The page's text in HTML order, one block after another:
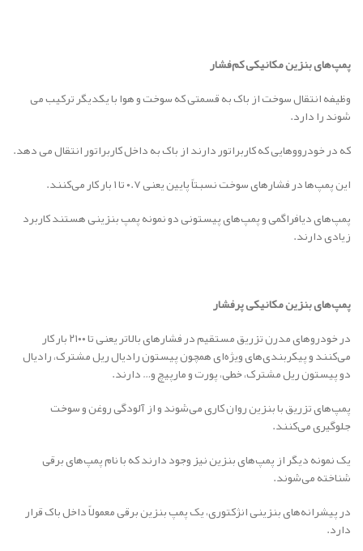
پمپ‌های بنزین مکانیکی کم‌فشار
وظیفه انتقال سوخت از باک به قسمتی که سوخت و هوا با یکدیگر ترکیب می
شوند را دارد.
که در خودرووهایی که کاربراتور دارند از باک به داخل کاربراتور انتقال می دهد.
این پمپ‌ها در فشارهای سوخت نسبتاً پایین یعنی ۰.۷ تا ۱ بار کار می‌کنند.
پمپ‌های دیافراگمی و پمپ‌های پیستونی دو نمونه پمپ بنزینی هستند کاربرد
زیادی دارند.
پمپ‌های بنزین مکانیکی پرفشار
در خودروهای مدرن تزریق مستقیم در فشارهای بالاتر یعنی تا ۲۱۰۰ بار کار
می‌کنند و پیکربندی‌های ویژه‌ای همچون پیستون رادیال ریل مشترک، رادیال
دو پیستون ریل مشترک، خطی، پورت و مارپیچ و… دارند.
پمپ‌های تزریق با بنزین روان کاری می‌شوند و از آلودگی روغن و سوخت
جلوگیری می‌کنند.
یک نمونه دیگر از پمپ‌های بنزین نیز وجود دارند که با نام پمپ‌های برقی
شناخته می‌شوند.
در پیشرانه‌های بنزینی انژکتوری، یک پمپ بنزین برقی معمولاً داخل باک قرار
دارد.